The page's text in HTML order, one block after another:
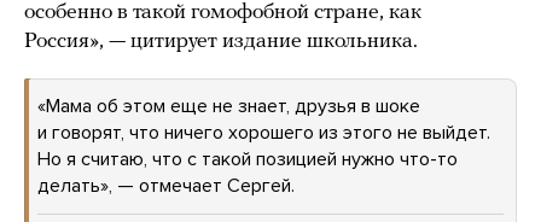
особенно в такой гомофобной стране, как
Россия», — цитирует издание школьника.
«Мама об этом еще не знает, друзья в шоке
и говорят, что ничего хорошего из этого не выйдет.
Но я считаю, что с такой позицией нужно что-то
делать», — отмечает Сергей.